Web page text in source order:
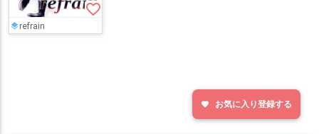
favorite_border
refrain
favorite お気に入り登録する